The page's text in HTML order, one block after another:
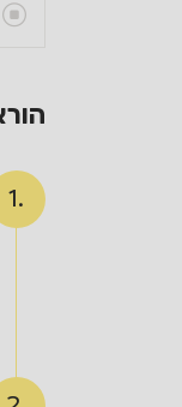
1.